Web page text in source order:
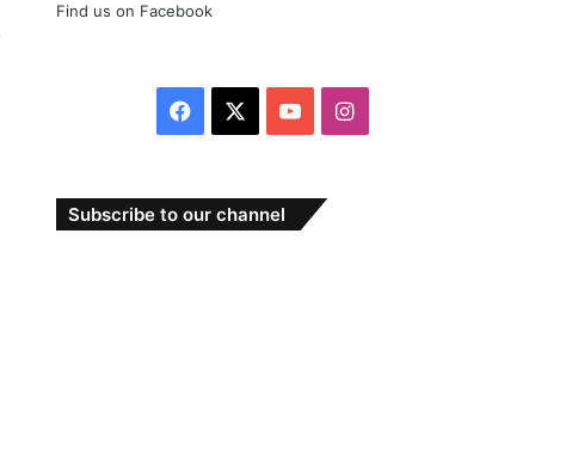
Find us on Facebook
Facebook YouTubeInstagram
Subscribe to our channel